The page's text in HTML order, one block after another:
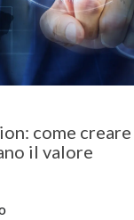
come
il valore